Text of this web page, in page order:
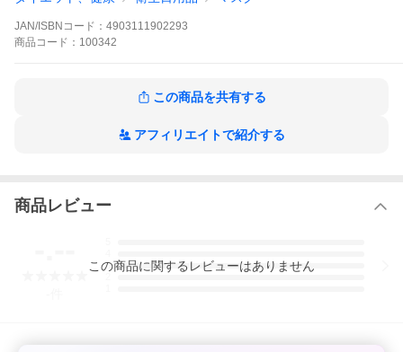
ご覧いただいている商品は
超立体マスク かぜ・花粉用 大きめ7枚
大きめサイズ（H146mm × W76mm）
JAN/ISBNコード： 4903111902293
商品 コード： 100342
この商品を共有する
アフィリエイトで紹介する
商品レビュー
3
この商品に関するレビューはありません